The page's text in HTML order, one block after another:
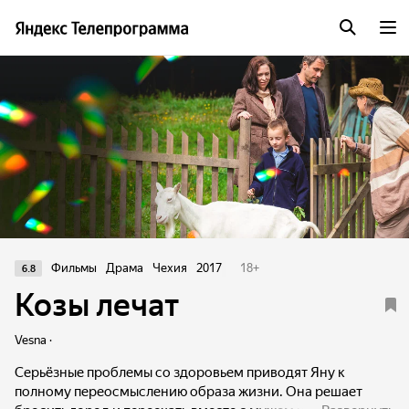
6.8 Фильмы Драма Чехия 2017 18+
Козы лечат
Vesna ·
Серьёзные проблемы со здоровьем приводят Яну к
полному переосмыслению образа жизни. Она решает